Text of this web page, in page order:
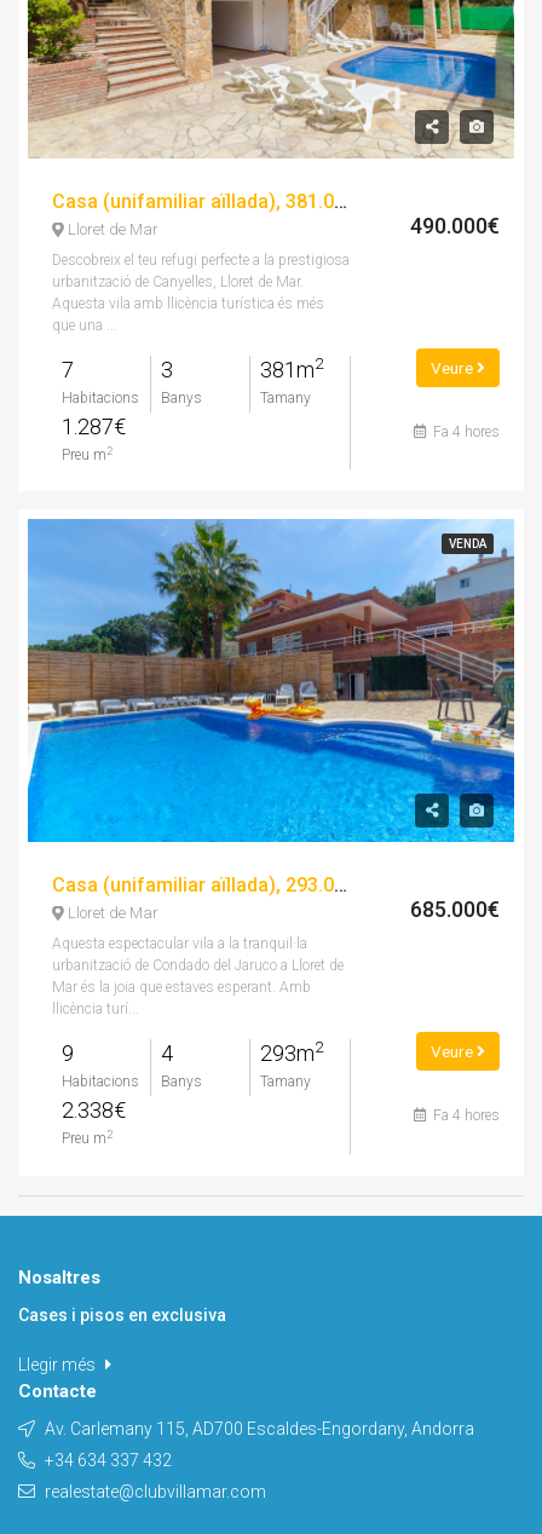
Casa (unifamiliar aïllada), 381.00 m², 7 dorm
Lloret de Mar
Descobreix el teu refugi perfecte a la prestigiosa
urbanització de Canyelles, Lloret de Mar.
Aquesta vila amb llicència turística és més
que una ...
7
Habitacions
3
Banys
381m2
Tamany
1.287€
Preu m 2
490.000€
Veure
Fa 4 hores
VENDA
Casa (unifamiliar aïllada), 293.00 m², 9 dorm, seminou
Lloret de Mar
Aquesta espectacular vila a la tranquil·la
urbanització de Condado del Jaruco a Lloret de
Mar és la joia que estaves esperant. Amb
llicència turí...
9
Habitacions
4
Banys
293m2
Tamany
2.338€
Preu m 2
685.000€
Veure
Fa 4 hores
Nosaltres
Cases i pisos en exclusiva
Llegir més
Contacte
Av. Carlemany 115, AD700 Escaldes-Engordany, Andorra
+34 634 337 432
realestate@clubvillamar.com